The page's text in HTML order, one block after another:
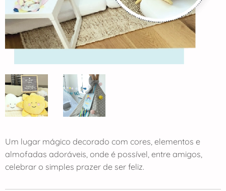
Um lugar mágico decorado com cores, elementos e
almofadas adoráveis, onde é possível, entre amigos,
celebrar o simples prazer de ser feliz.